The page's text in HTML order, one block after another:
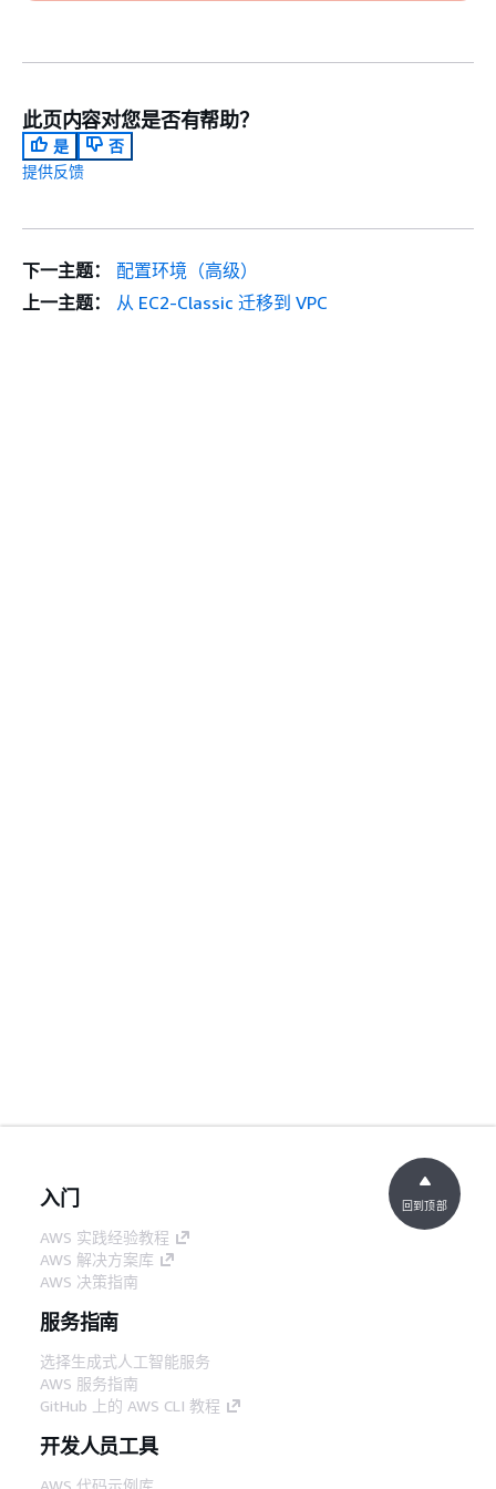
此页内容对您是否有帮助？
是
否
提供反馈
下一主题：
配置环境（高级）
上一主题：
从 EC2-Classic 迁移到 VPC
入门
AWS 实践经验教程
AWS 解决方案库
AWS 决策指南
服务指南
选择生成式人工智能服务
AWS 服务指南
GitHub 上的 AWS CLI 教程
开发人员工具
AWS 代码示例库
回到顶部